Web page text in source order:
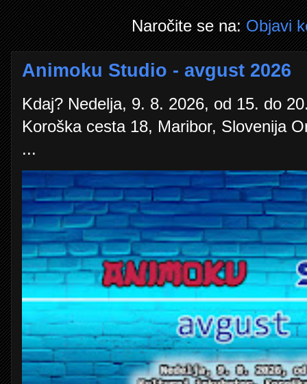
Naročite se na:Objavi
Animoku Studio - avgust 2026
Kdaj? Nedelja, 9. 8. 2026, od 15. do
Koroška cesta 18, Maribor, Slovenija
...